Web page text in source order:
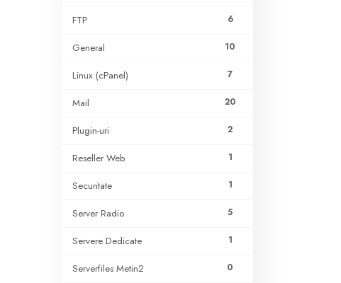
6
FTP
10
General
7
Linux (cPanel)
20
Mail
2
Plugin-uri
1
Reseller Web
1
Securitate
5
Server Radio
1
Servere Dedicate
0
Serverfiles Metin2